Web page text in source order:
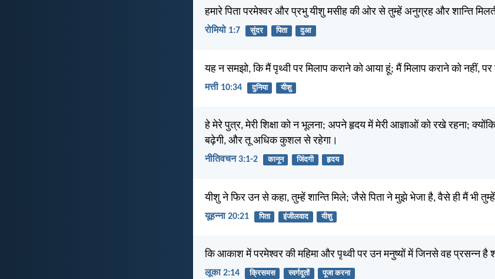
हमारे पिता परमेश्वर और प्रभु यीशु मसीह की ओर से तुम्हें अनुग्रह और शान्ति
रोमियो 1:7 सुंदर पिता दुआ
यह न समझो, कि मैं पृथ्वी पर मिलाप कराने को आया हूं; मैं मिलाप कराने को नहीं,
मत्ती 10:34 दुनिया यीशु
हे मेरे पुत्र, मेरी शिक्षा को न भूलना; अपने हृदय में मेरी आज्ञाओं को रखे रहना;
बढ़ेगी, और तू अधिक कुशल से रहेगा।
नीतिवचन 3:1-2 कानून जिंदगी हृदय
यीशु ने फिर उन से कहा, तुम्हें शान्ति मिले; जैसे पिता ने मुझे भेजा है, वैसे ही मैं भी
यूहन्ना 20:21 पिता इंजीलवाद यीशु
कि आकाश में परमेश्वर की महिमा और पृथ्वी पर उन मनुष्यों में जिनसे वह प्रसन्न है
लूका 2:14 क्रिसमस स्वर्गदूतों पूजा करना